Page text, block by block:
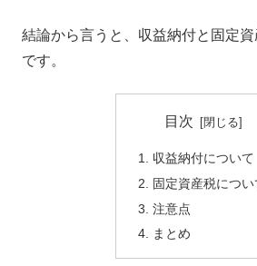
結論から言うと、収益納付と固定
です。
目次
収益納付について
固定資産税につい
注意点
まとめ